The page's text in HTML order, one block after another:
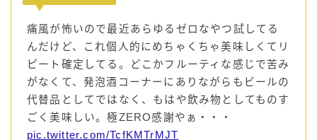
痛風が怖いので最近あらゆるゼロなやつ試してる
んだけど、これ個人的にめちゃくちゃ美味しくてリ
ピート確定してる。どこかフルーティな感じで苦み
がなくて、発泡酒コーナーにありながらもビールの
代替品としてではなく、もはや飲み物としてものす
ごく美味しい。極ZERO感謝やぁ・・・
pic.twitter.com/TcfKMTrMJT